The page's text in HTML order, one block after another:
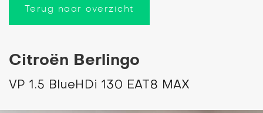
Terug naar overzicht
Citroën Berlingo
VP 1.5 BlueHDi 130 EAT8 MAX